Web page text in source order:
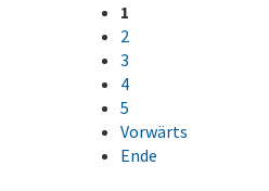
1
2
3
4
5
Vorwärts
Ende